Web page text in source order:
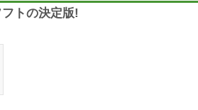
トの決定版!